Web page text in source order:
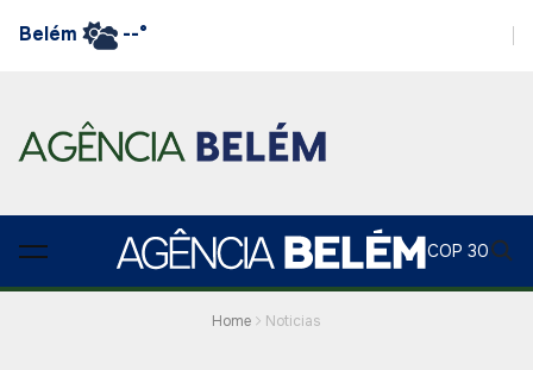
Belém --°
COP 30
Home Noticias